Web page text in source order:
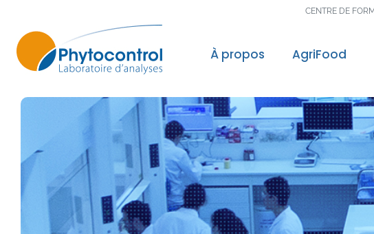
CENTRE DE
À propos
Le groupe Phytocontrol
Nos valeurs, notre mission
Nos accréditations
Nos reconnaissances
Nos laboratoires
AgriFood